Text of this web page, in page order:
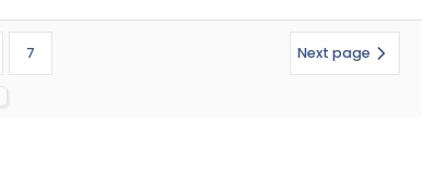
7 Next page